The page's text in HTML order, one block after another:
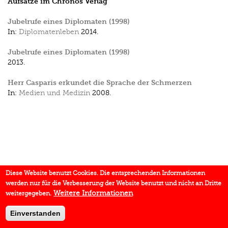
Jubelrufe eines Diplomaten (1998)
In: Diplomatenleben 2014.
Jubelrufe eines Diplomaten (1998)
2013.
Herr Casparis erkundet die Sprache der Schmerzen
In: Medien und Medizin 2008.
Diese Website benutzt Cookies. Die entsprechenden Informationen
werden nur für die Verbesserung der Website benutzt und nicht an Dritte
weitergegeben. Weitere Informationen
Einverstanden